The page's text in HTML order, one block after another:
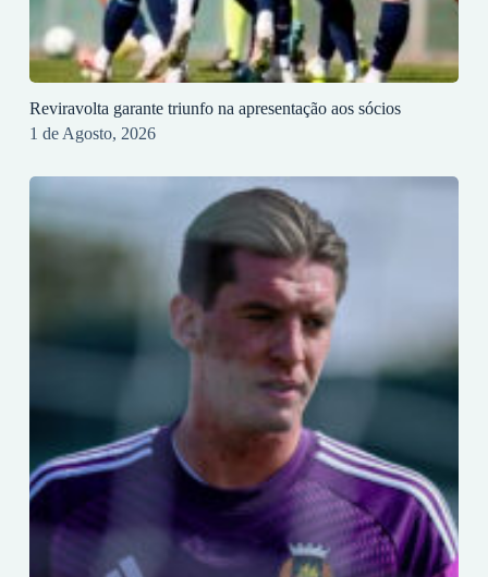
Reviravolta garante triunfo na apresentação aos sócios
1 de Agosto, 2026